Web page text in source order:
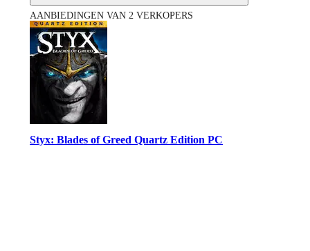
AANBIEDINGEN VAN 2 VERKOPERS
Styx: Blades of Greed Quartz Edition PC